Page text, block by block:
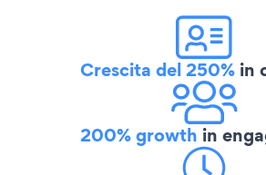
Crescita del 250% in
200% growth in